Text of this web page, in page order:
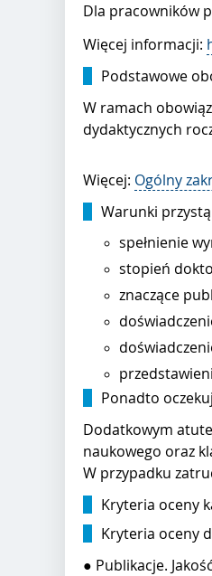
Dla pracowników
Więcej informacji:
Podstawowe
W ramach
dydaktycznych
Więcej: Ogólny
Warunki
spełnienie
stopień
znaczące
Ponadto
Dodatkowym
naukowego oraz
W przypadku
Kryteria oceny
Kryteria oceny
● Publikacje.